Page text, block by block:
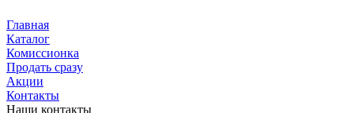
Главная
Каталог
Комиссионка
Продать сразу
Акции
Контакты
Наши контакты